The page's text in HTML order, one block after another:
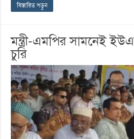
বিস্তারিত পড়ুন
মন্ত্রী-এমপির সামনেই
চুরি